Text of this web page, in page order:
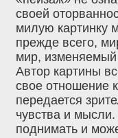
своей
милую картинку
прежде всего,
мир,
Автор картины
свое отношение
передается
чувства и
поднимать и